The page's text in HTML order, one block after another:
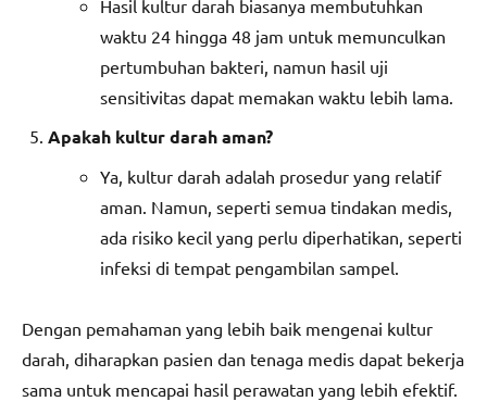
Hasil kultur darah biasanya membutuhkan
waktu 24 hingga 48 jam untuk memunculkan
pertumbuhan bakteri, namun hasil uji
sensitivitas dapat memakan waktu lebih lama.
Apakah kultur darah aman?
Ya, kultur darah adalah prosedur yang relatif
aman. Namun, seperti semua tindakan medis,
ada risiko kecil yang perlu diperhatikan, seperti
infeksi di tempat pengambilan sampel.
Dengan pemahaman yang lebih baik mengenai kultur
darah, diharapkan pasien dan tenaga medis dapat bekerja
sama untuk mencapai hasil perawatan yang lebih efektif.